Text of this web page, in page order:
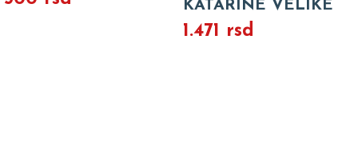
KATARINE VELIKE
1.471 rsd